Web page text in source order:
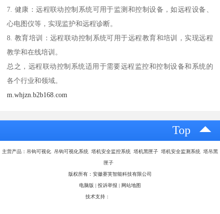
7. 健康：远程联动控制系统可用于监测和控制设备，如远程设备、
心电图仪等，实现监护和远程诊断。
8. 教育培训：远程联动控制系统可用于远程教育和培训，实现远程
教学和在线培训。
总之，远程联动控制系统适用于需要远程监控和控制设备和系统的
各个行业和领域。
m.whjzn.b2b168.com
Top
主营产品：吊钩可视化 吊钩可视化系统 塔机安全监控系统 塔机黑匣子 塔机安全监测系统 塔吊黑
匣子
版权所有：安徽赛芙智能科技有限公司
电脑版 | 投诉举报 | 网站地图
技术支持：